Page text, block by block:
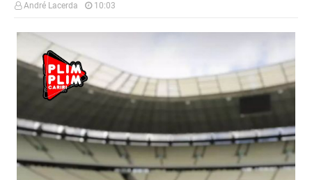
André Lacerda 10:03